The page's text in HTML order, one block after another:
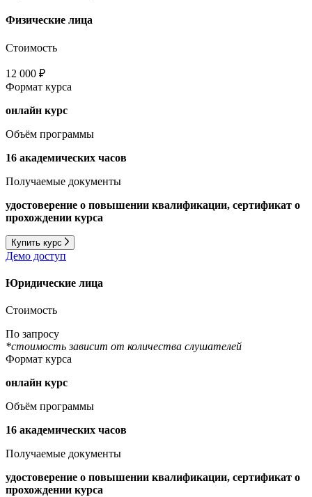
Физические лица
Стоимость
12 000 ₽
Формат курса
онлайн курс
Объём программы
16 академических часов
Получаемые документы
удостоверение о повышении квалификации, сертификат о
прохождении курса
Купить курс
Демо доступ
Юридические лица
Стоимость
По запросу
*стоимость зависит от количества слушателей
Формат курса
онлайн курс
Объём программы
16 академических часов
Получаемые документы
удостоверение о повышении квалификации, сертификат о
прохождении курса